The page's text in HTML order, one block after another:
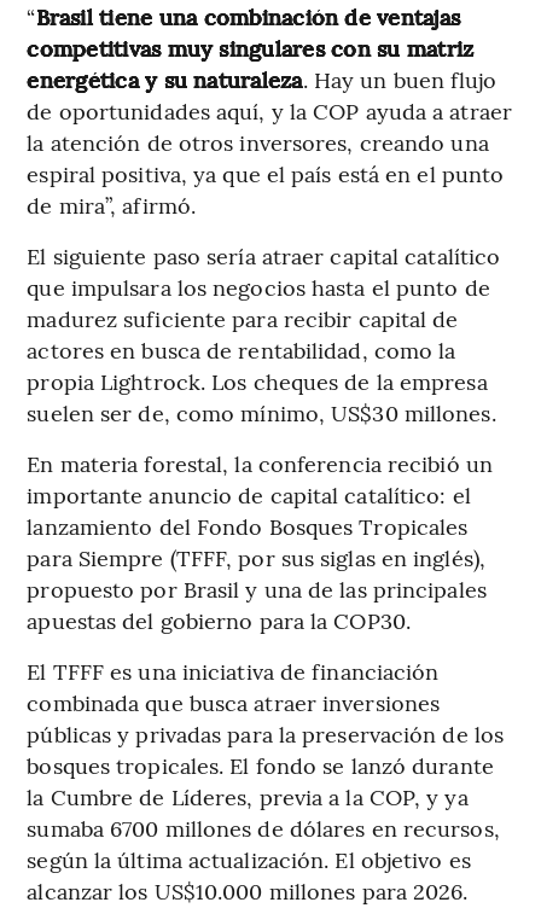
“Brasil tiene una combinación de ventajas
competitivas muy singulares con su matriz
energética y su naturaleza. Hay un buen flujo
de oportunidades aquí, y la COP ayuda a atraer
la atención de otros inversores, creando una
espiral positiva, ya que el país está en el punto
de mira”, afirmó.
El siguiente paso sería atraer capital catalítico
que impulsara los negocios hasta el punto de
madurez suficiente para recibir capital de
actores en busca de rentabilidad, como la
propia Lightrock. Los cheques de la empresa
suelen ser de, como mínimo, US$30 millones.
En materia forestal, la conferencia recibió un
importante anuncio de capital catalítico: el
lanzamiento del Fondo Bosques Tropicales
para Siempre (TFFF, por sus siglas en inglés),
propuesto por Brasil y una de las principales
apuestas del gobierno para la COP30.
El TFFF es una iniciativa de financiación
combinada que busca atraer inversiones
públicas y privadas para la preservación de los
bosques tropicales. El fondo se lanzó durante
la Cumbre de Líderes, previa a la COP, y ya
sumaba 6700 millones de dólares en recursos,
según la última actualización. El objetivo es
alcanzar los US$10.000 millones para 2026.